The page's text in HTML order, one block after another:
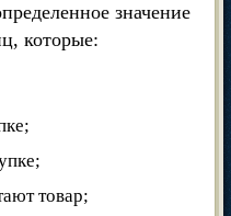
значение
которые:
товар;